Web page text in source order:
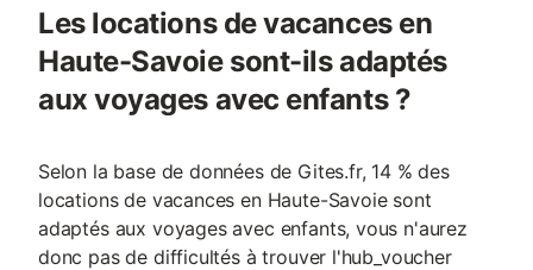
Les locations de vacances en
Haute-Savoie sont-ils adaptés
aux voyages avec enfants ?
Selon la base de données de Gites.fr, 14 % des
locations de vacances en Haute-Savoie sont
adaptés aux voyages avec enfants, vous n'aurez
donc pas de difficultés à trouver l'hub_voucher